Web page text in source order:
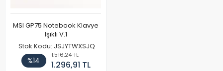
MSI GP75 Notebook Klavye
Işıklı V.1
Stok Kodu: JSJYTWXSJQ
%14
1.516,24 TL
1.296,91 TL